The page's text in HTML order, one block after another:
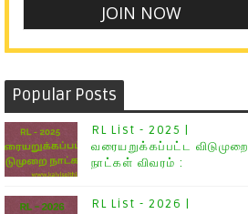
Popular Posts
RL List - 2025 |
வரையறுக்கப்பட்ட விடுமுறை
நாட்கள் விவரம் :
RL List - 2026 |